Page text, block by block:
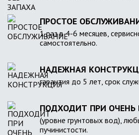
ПРОСТОЕ
1 раз в 4-6 месяцев,
самостоятельно.
НАДЕЖНАЯ
гарантия до 5 лет, срок
ПОДХОДИТ ПРИ ОЧЕНЬ
(уровне грунтовых вод),
пучинистости.